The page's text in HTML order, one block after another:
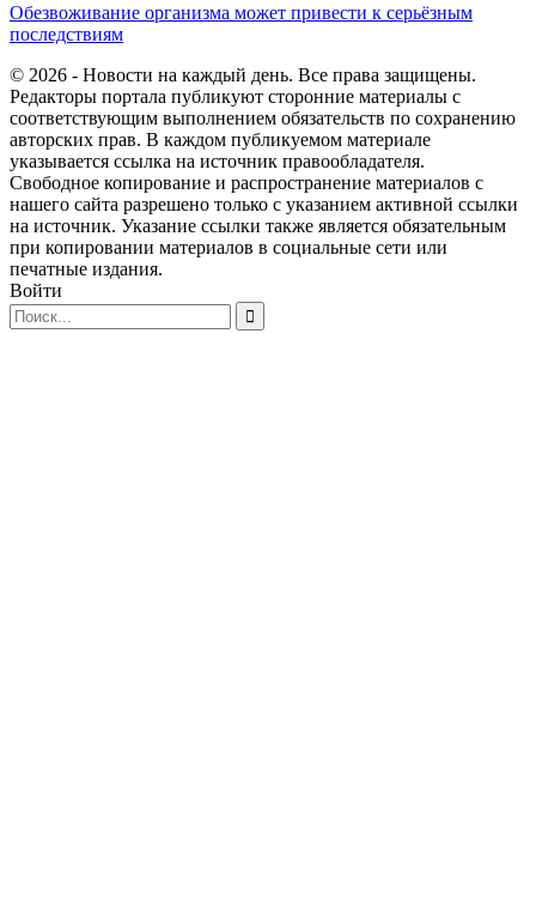
Обезвоживание организма может привести к серьёзным
последствиям
© 2026 - Новости на каждый день. Все права защищены.
Редакторы портала публикуют сторонние материалы с
соответствующим выполнением обязательств по сохранению
авторских прав. В каждом публикуемом материале
указывается ссылка на источник правообладателя.
Свободное копирование и распространение материалов с
нашего сайта разрешено только с указанием активной ссылки
на источник. Указание ссылки также является обязательным
при копировании материалов в социальные сети или
печатные издания.
Войти